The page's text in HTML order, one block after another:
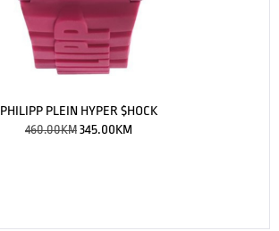
PHILIPP PLEIN HYPER $HOCK
460.00KM345.00KM